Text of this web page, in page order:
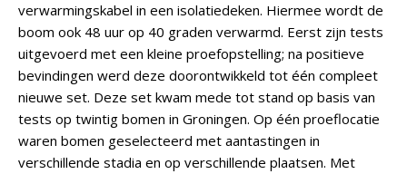
verwarmingskabel in een isolatiedeken. Hiermee wordt de
boom ook 48 uur op 40 graden verwarmd. Eerst zijn tests
uitgevoerd met een kleine proefopstelling; na positieve
bevindingen werd deze doorontwikkeld tot één compleet
nieuwe set. Deze set kwam mede tot stand op basis van
tests op twintig bomen in Groningen. Op één proeflocatie
waren bomen geselecteerd met aantastingen in
verschillende stadia en op verschillende plaatsen. Met